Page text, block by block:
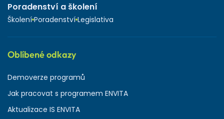
Poradenství a školení
Školení Poradenství Legislativa
Oblíbené odkazy
Demoverze programů
Jak pracovat s programem ENVITA
Aktualizace IS ENVITA